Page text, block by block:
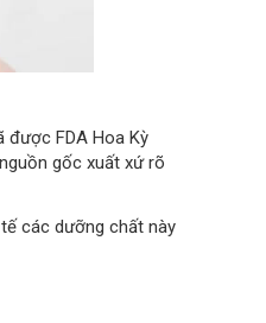
được FDA Hoa Kỳ
gốc xuất xứ rõ
các dưỡng chất này